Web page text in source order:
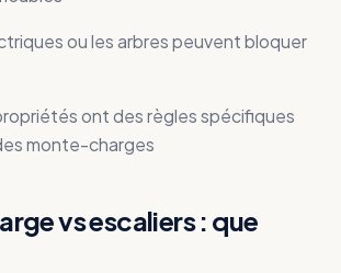
ou les arbres peuvent bloquer
ont des règles spécifiques
monte-charges
vs escaliers : que